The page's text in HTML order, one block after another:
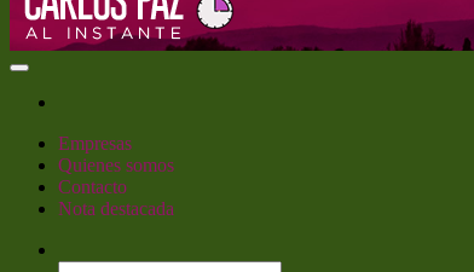
Empresas
Quienes somos
Contacto
Nota destacada